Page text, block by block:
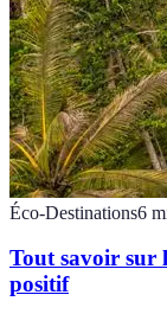
Éco-Destinations6
Tout savoir sur
positif